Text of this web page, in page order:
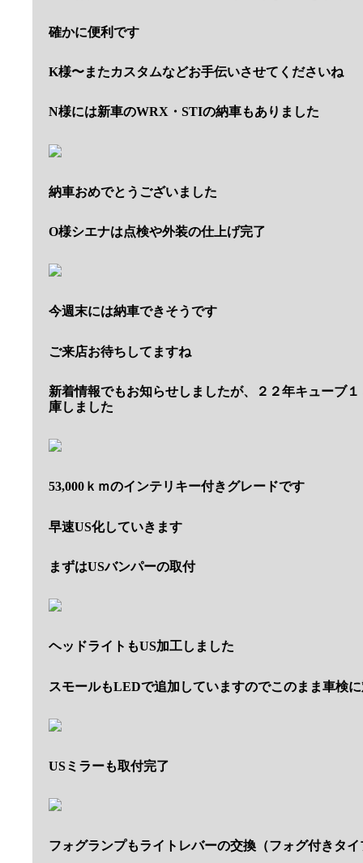
確かに便利です
K様〜またカスタムなどお手伝いさせてくださいね
N様には新車のWRX・STIの納車もありました
納車おめでとうございました
O様シエナは点検や外装の仕上げ完了
今週末には納車できそうです
ご来店お待ちしてますね
新着情報でもお知らせしましたが、２２年キューブ
庫しました
53,000ｋｍのインテリキー付きグレードです
早速US化していきます
まずはUSバンパーの取付
ヘッドライトもUS加工しました
スモールもLEDで追加していますのでこのまま車検
USミラーも取付完了
フォグランプもライトレバーの交換（フォグ付きタ